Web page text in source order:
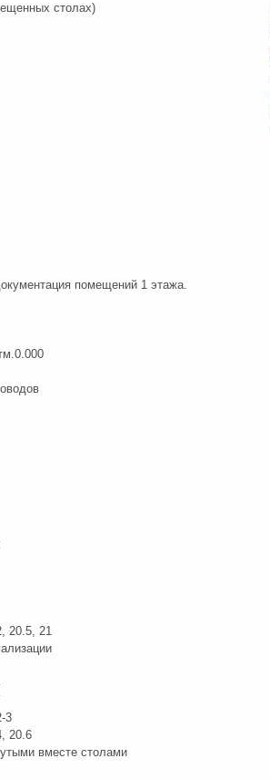
столах)
помещений 1 этажа.
20.5, 21
3
20.6
вместе столами